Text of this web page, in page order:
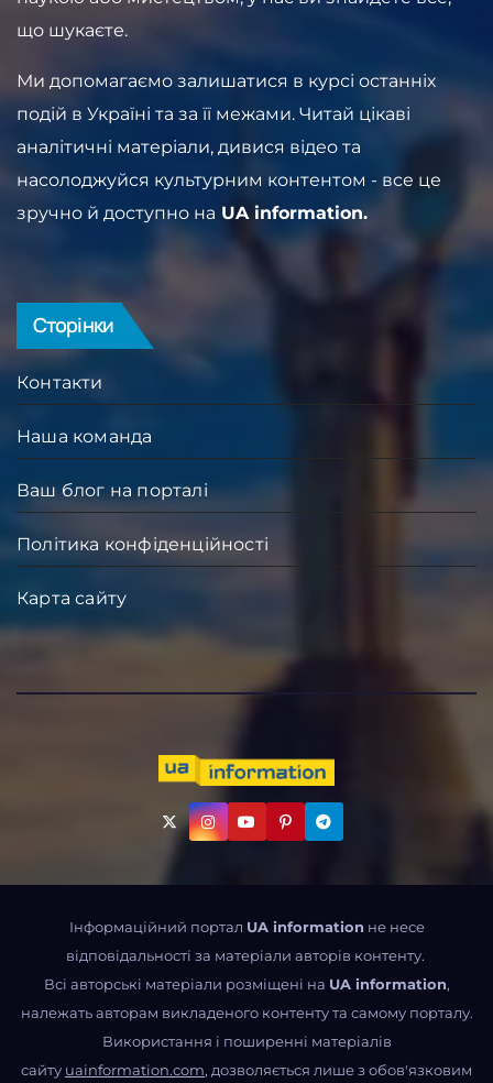
що шукаєте.
Ми допомагаємо залишатися в курсі останніх
подій в Україні та за її межами. Читай цікаві
аналітичні матеріали, дивися відео та
насолоджуйся культурним контентом - все це
зручно й доступно на UA information.
Сторінки
Контакти
Наша команда
Ваш блог на порталі
Політика конфіденційності
Карта сайту
Інформаційний портал UA information не несе
відповідальності за матеріали авторів контенту.
Всі авторські матеріали розміщені на UA information,
належать авторам викладеного контенту та самому порталу.
Використання і поширенні матеріалів
сайту uainformation.com, дозволяється лише з обов'язковим